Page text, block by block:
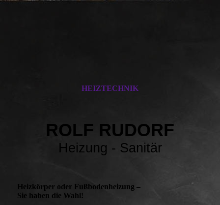
HEIZTECHNIK
ROLF RUDORF
Heizung - Sanitär
Heizkörper oder Fußbodenheizung –
Sie haben die Wahl!